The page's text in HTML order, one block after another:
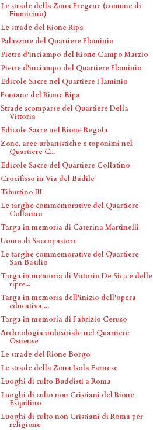
Le strade della Zona Fregene (comune di
Fiumicino)
Le strade del Rione Ripa
Palazzine del Quartiere Flaminio
Pietre d'inciampo del Rione Campo Marzio
Pietre d'inciampo del Quartiere Flaminio
Edicole Sacre nel Quartiere Flaminio
Fontane del Rione Ripa
Strade scomparse del Quartiere Della
Vittoria
Edicole Sacre nel Rione Regola
Zone, aree urbanistiche e toponimi nel
Quartiere C...
Edicole Sacre del Quartiere Collatino
Crocifisso in Via del Badile
Tiburtino III
Le targhe commemorative del Quartiere
Collatino
Targa in memoria di Caterina Martinelli
Uomo di Saccopastore
Le targhe commemorative del Quartiere
San Basilio
Targa in memoria di Vittorio De Sica e delle
ripre...
Targa in memoria dell'inizio dell'opera
educativa ...
Targa in memoria di Fabrizio Ceruso
Archeologia industriale nel Quartiere
Ostiense
Le strade del Rione Borgo
Le strade della Zona Isola Farnese
Luoghi di culto Buddisti a Roma
Luoghi di culto non Cristiani del Rione
Esquilino
Luoghi di culto non Cristiani di Roma per
religione